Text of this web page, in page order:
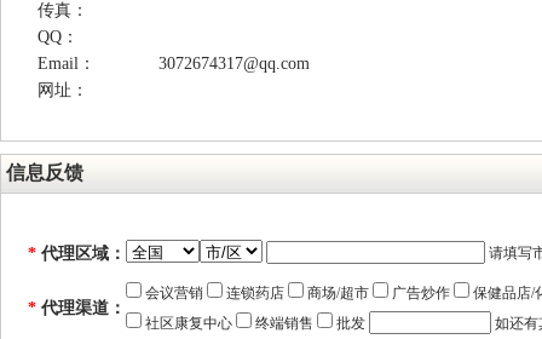
传真：
QQ：
Email：
3072674317@qq.com
网址：
信息反馈
* 代理区域： 请填写
* 代理渠道：
会议营销 连锁药店 商场/超市 广告炒作
保健品店/
社区康复中心
终端销售 批发 如还有